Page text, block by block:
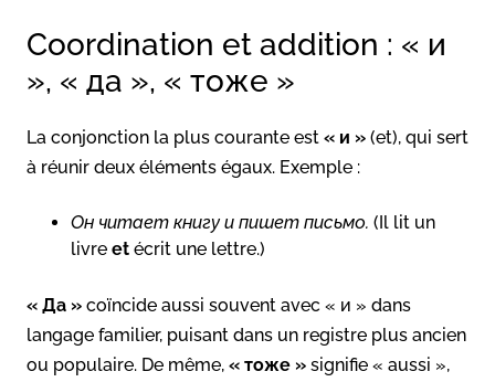
Coordination et addition : « и
», « да », « тоже »
La conjonction la plus courante est « и » (et), qui sert
à réunir deux éléments égaux. Exemple :
Он читает книгу и пишет письмо. (Il lit un
livre et écrit une lettre.)
« Да » coïncide aussi souvent avec « и » dans
langage familier, puisant dans un registre plus ancien
ou populaire. De même, « тоже » signifie « aussi »,